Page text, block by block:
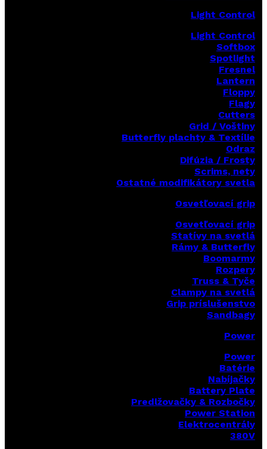
Light Control
Light Control
Softbox
Spotlight
Fresnel
Lantern
Floppy
Flagy
Cutters
Grid / Voštiny
Butterfly plachty & Textílie
Odraz
Difúzia / Frosty
Scrims, nety
Ostatné modifikátory svetla
Osvetľovací grip
Osvetľovací grip
Statívy na svetlá
Rámy & Butterfly
Boomarmy
Rozpery
Truss & Tyče
Clampy na svetlá
Grip príslušenstvo
Sandbagy
Power
Power
Batérie
Nabíjačky
Battery Plate
Predlžovačky & Rozbočky
Power Station
Elektrocentrály
380V